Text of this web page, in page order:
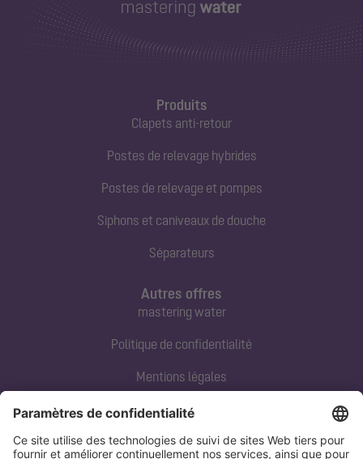
Produits
Clapets anti-retour
Postes de relevage hybrides
Postes de relevage et pompes
Siphons et caniveaux de douche
Séparateurs
Contact direct
Tel:+33 3 88 65 76 00
Autres offres
mastering water
Politique de confidentialité
Mentions légales